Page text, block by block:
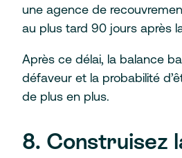
une agence de
au plus tard 90 jours après
Après ce délai, la balance
défaveur et la probabilité
de plus en plus.
8. Construisez